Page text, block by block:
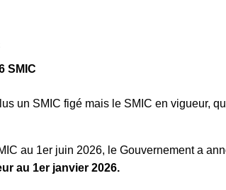
SMIC
un SMIC figé mais le SMIC en vigueur,
au 1er juin 2026, le Gouvernement a
au 1er janvier 2026.